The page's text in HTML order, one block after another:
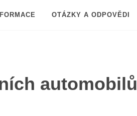
OTÁZKY A ODPOVĚDI
automobilů